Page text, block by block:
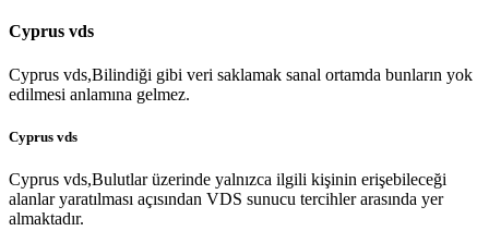
Cyprus vds
Cyprus vds,Bilindiği gibi veri saklamak sanal ortamda bunların yok
edilmesi anlamına gelmez.
Cyprus vds
Cyprus vds,Bulutlar üzerinde yalnızca ilgili kişinin erişebileceği
alanlar yaratılması açısından VDS sunucu tercihler arasında yer
almaktadır.